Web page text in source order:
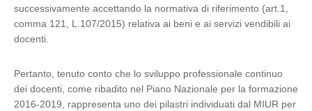
successivamente accettando la normativa di riferimento (art.1,
comma 121, L.107/2015) relativa ai beni e ai servizi vendibili ai
docenti.
Pertanto, tenuto conto che lo sviluppo professionale continuo
dei docenti, come ribadito nel Piano Nazionale per la formazione
2016-2019, rappresenta uno dei pilastri individuati dal MIUR per